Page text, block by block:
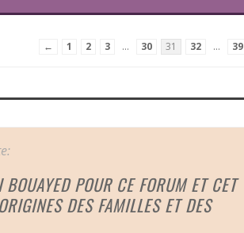
← 1 2 3 … 30 31 32 … 39
POUR CE FORUM ET CET
DES FAMILLES ET DES